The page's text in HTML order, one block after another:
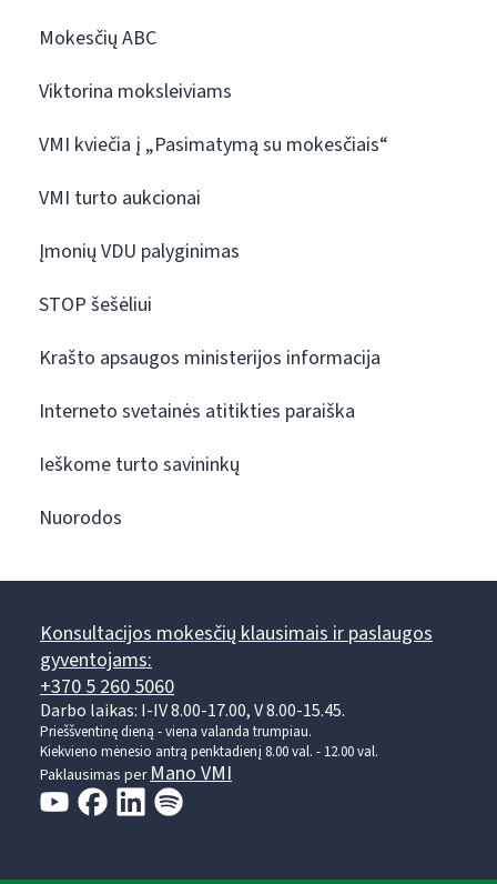
Mokesčių ABC
Viktorina moksleiviams
VMI kviečia į „Pasimatymą su mokesčiais“
VMI turto aukcionai
Įmonių VDU palyginimas
STOP šešėliui
Krašto apsaugos ministerijos informacija
Interneto svetainės atitikties paraiška
Ieškome turto savininkų
Nuorodos
Konsultacijos mokesčių klausimais ir paslaugos
gyventojams:
+370 5 260 5060
Darbo laikas: I-IV 8.00-17.00, V 8.00-15.45.
Prieššventinę dieną - viena valanda trumpiau.
Kiekvieno mėnesio antrą penktadienį 8.00 val. - 12.00 val.
Paklausimas per Mano VMI